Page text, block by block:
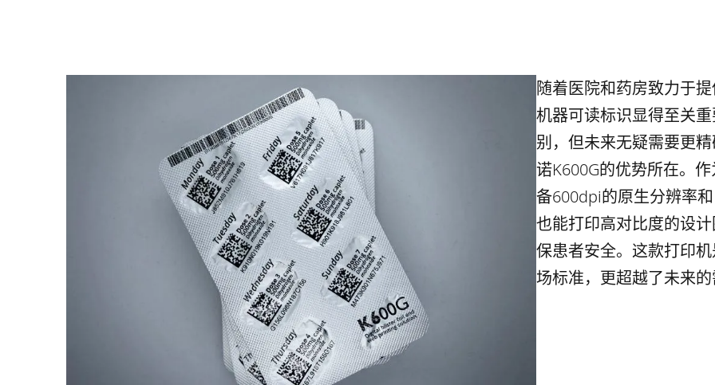
随着医院和药房致力于
机器可读标识显得至关
别，但未来无疑需要更
诺K600G的优势所在。
备600dpi的原生分辨率
也能打印高对比度的设
保患者安全。这款打印
场标准，更超越了未来